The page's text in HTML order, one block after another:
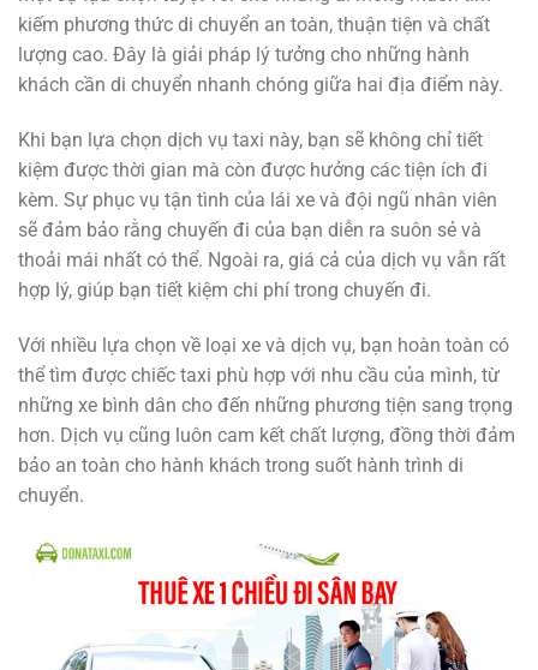
kiếm phương thức di chuyển an toàn, thuận tiện và chất
lượng cao. Đây là giải pháp lý tưởng cho những hành
khách cần di chuyển nhanh chóng giữa hai địa điểm này.
Khi bạn lựa chọn dịch vụ taxi này, bạn sẽ không chỉ tiết
kiệm được thời gian mà còn được hưởng các tiện ích đi
kèm. Sự phục vụ tận tình của lái xe và đội ngũ nhân viên
sẽ đảm bảo rằng chuyến đi của bạn diễn ra suôn sẻ và
thoải mái nhất có thể. Ngoài ra, giá cả của dịch vụ vẫn rất
hợp lý, giúp bạn tiết kiệm chi phí trong chuyến đi.
Với nhiều lựa chọn về loại xe và dịch vụ, bạn hoàn toàn có
thể tìm được chiếc taxi phù hợp với nhu cầu của mình, từ
những xe bình dân cho đến những phương tiện sang trọng
hơn. Dịch vụ cũng luôn cam kết chất lượng, đồng thời đảm
bảo an toàn cho hành khách trong suốt hành trình di
chuyển.